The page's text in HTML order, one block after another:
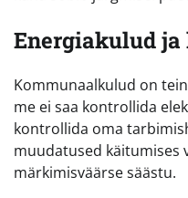
Energiakulud
Kommunaalkulud on
me ei saa kontrollida
kontrollida oma
muudatused käitumises
märkimisväärse säästu.